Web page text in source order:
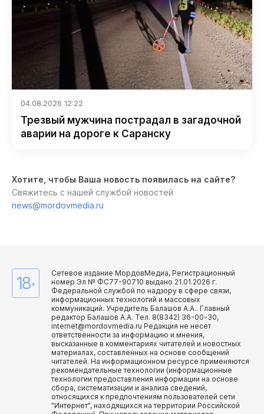
04.08.2026 12:22
Трезвый мужчина пострадал в загадочной
аварии на дороге к Саранску
Хотите, чтобы Ваша новость появилась на сайте?
Свяжитесь с нашей службой новостей
news@mordovmedia.ru
18+
Сетевое издание МордовМедиа, Регистрационный
номер Эл № ФС77-90710 выдано 21.01.2026 г.
Федеральной службой по надзору в сфере связи,
информационных технологий и массовых
коммуникаций. Учредитель Балашов А.А.. Главный
редактор Балашов А.А. Тел. 8(8342) 36-00-30,
internet@mordovmedia.ru Редакция не несет
ответственности за информацию и мнения,
высказанные в комментариях читателей и новостных
материалах, составленных на основе сообщений
читателей. На информационном ресурсе применяются
рекомендательные технологии (информационные
технологии предоставления информации на основе
сбора, систематизации и анализа сведений,
относящихся к предпочтениям пользователей сети
"Интернет", находящихся на территории Российской